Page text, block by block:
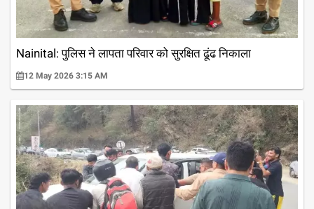
Nainital: पुलिस ने लापता परिवार को सुरक्षित ढूंढ निकाला
12 May 2026 3:15 AM